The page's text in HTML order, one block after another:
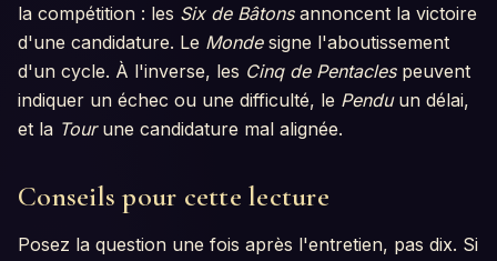
la compétition : les Six de Bâtonsannoncent la victoire
d'une candidature. Le Mondesigne l'aboutissement
d'un cycle. À l'inverse, les Cinq de Pentaclespeuvent
indiquer un échec ou une difficulté, le Penduun délai,
et la Tourune candidature mal alignée.
Conseils pour cette lecture
Posez la question une fois après l'entretien, pas dix. Si